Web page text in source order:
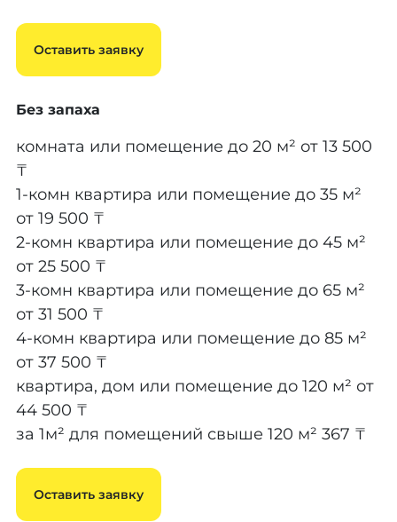
Оставить заявку
Без запаха
комната или помещение до 20 м² от 13 500
₸
1-комн квартира или помещение до 35 м²
от 19 500 ₸
2-комн квартира или помещение до 45 м²
от 25 500 ₸
3-комн квартира или помещение до 65 м²
от 31 500 ₸
4-комн квартира или помещение до 85 м²
от 37 500 ₸
квартира, дом или помещение до 120 м² от
44 500 ₸
за 1м² для помещений свыше 120 м² 367 ₸
Оставить заявку